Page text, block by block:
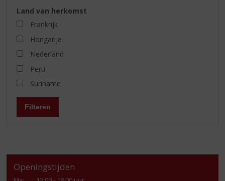
Land van herkomst
Frankrijk
Hongarije
Nederland
Peru
Suriname
Filteren
Openingstijden